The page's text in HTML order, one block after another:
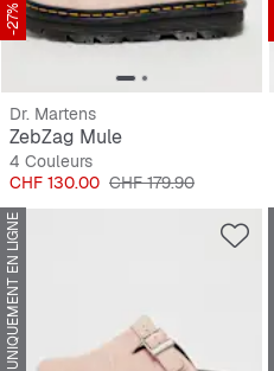
-27%
Dr. Martens
ZebZag Mule
4 Couleurs
Prix
CHF 130.00 Prix original
CHF 179.90
UNIQUEMENT EN LIGNE